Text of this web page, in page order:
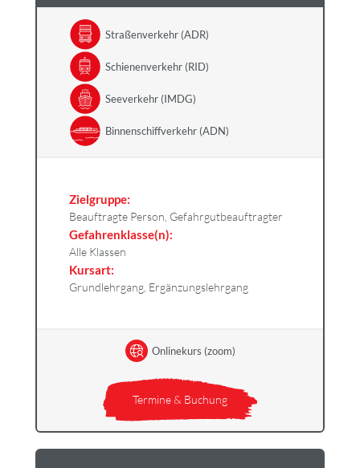
Straßenverkehr (ADR)
Schienenverkehr (RID)
Seeverkehr (IMDG)
Binnenschiffverkehr (ADN)
Zielgruppe:
Beauftragte Person, Gefahrgutbeauftragter
Gefahrenklasse(n):
Alle Klassen
Kursart:
Grundlehrgang, Ergänzungslehrgang
Termine & Buchung
Onlinekurs (zoom)